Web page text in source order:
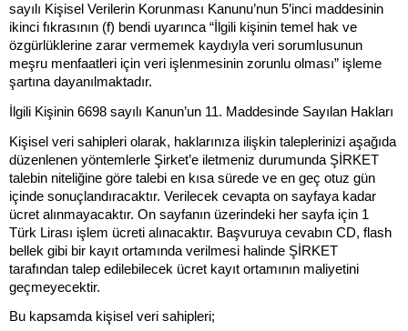
sayılı Kişisel Verilerin Korunması Kanunu’nun 5’inci maddesinin
ikinci fıkrasının (f) bendi uyarınca “İlgili kişinin temel hak ve
özgürlüklerine zarar vermemek kaydıyla veri sorumlusunun
meşru menfaatleri için veri işlenmesinin zorunlu olması” işleme
şartına dayanılmaktadır.
İlgili Kişinin 6698 sayılı Kanun’un 11. Maddesinde Sayılan Hakları
Kişisel veri sahipleri olarak, haklarınıza ilişkin taleplerinizi aşağıda
düzenlenen yöntemlerle Şirket’e iletmeniz durumunda ŞİRKET
talebin niteliğine göre talebi en kısa sürede ve en geç otuz gün
içinde sonuçlandıracaktır. Verilecek cevapta on sayfaya kadar
ücret alınmayacaktır. On sayfanın üzerindeki her sayfa için 1
Türk Lirası işlem ücreti alınacaktır. Başvuruya cevabın CD, flash
bellek gibi bir kayıt ortamında verilmesi halinde ŞİRKET
tarafından talep edilebilecek ücret kayıt ortamının maliyetini
geçmeyecektir.
Bu kapsamda kişisel veri sahipleri;